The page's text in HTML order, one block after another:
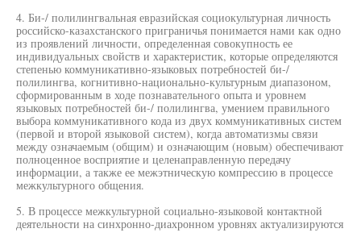
4. Би-/ полилингвальная евразийская социокультурная личность
российско-казахстанского приграничья понимается нами как одно
из проявлений личности, определенная совокупность ее
индивидуальных свойств и характеристик, которые определяются
степенью коммуникативно-языковых потребностей би-/
полилингва, когнитивно-национально-культурным диапазоном,
сформированным в ходе познавательного опыта и уровнем
языковых потребностей би-/ полилингва, умением правильного
выбора коммуникативного кода из двух коммуникативных систем
(первой и второй языковой систем), когда автоматизмы связи
между означаемым (общим) и означающим (новым) обеспечивают
полноценное восприятие и целенаправленную передачу
информации, а также ее межэтническую компрессию в процессе
межкультурного общения.
5. В процессе межкультурной социально-языковой контактной
деятельности на синхронно-диахронном уровнях актуализируются